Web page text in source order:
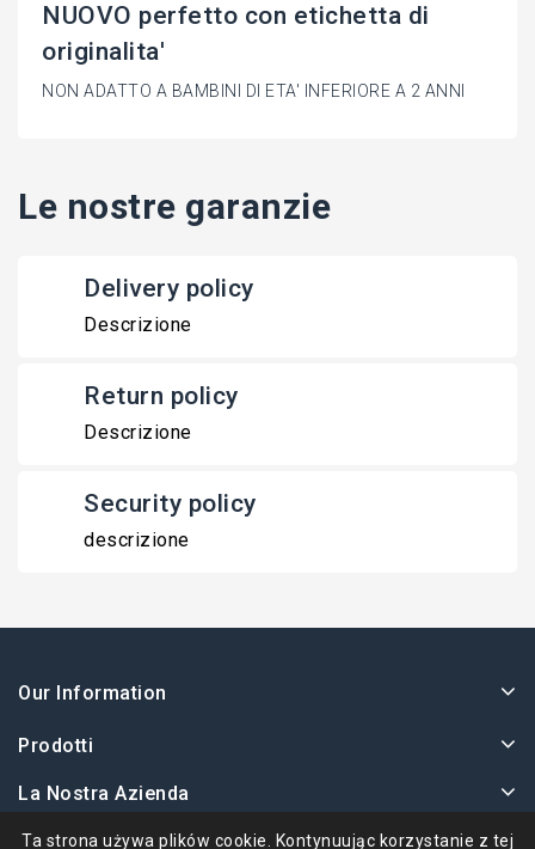
NUOVO perfetto con etichetta di
originalita'
NON ADATTO A BAMBINI DI ETA' INFERIORE A 2 ANNI
Le nostre garanzie
Delivery policy
Descrizione
Return policy
Descrizione
Security policy
descrizione
Our Information
Prodotti
La Nostra Azienda
Twoje Konto
Ta strona używa plików cookie. Kontynuując korzystanie z tej